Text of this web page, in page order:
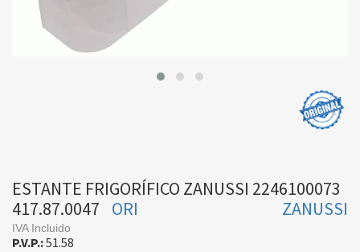
ESTANTE FRIGORÍFICO ZANUSSI 2246100073
417.87.0047
ZANUSSI
ORI
IVA Incluido
P.V.P.:51.58